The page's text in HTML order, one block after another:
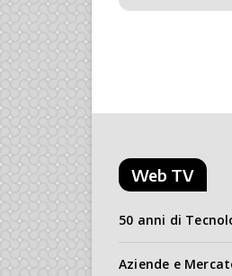
Web TV
50 anni di
Aziende e